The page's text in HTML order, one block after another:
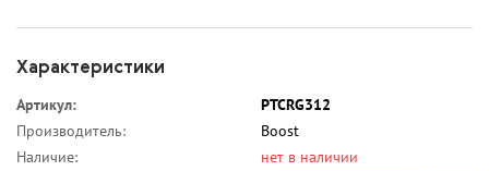
Характеристики
Артикул:
PTCRG312
Производитель:
Boost
Наличие:
нет в наличии